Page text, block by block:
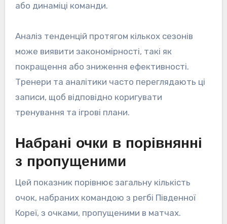
або динаміці команди.
Аналіз тенденцій протягом кількох сезонів
може виявити закономірності, такі як
покращення або зниження ефективності.
Тренери та аналітики часто переглядають ці
записи, щоб відповідно коригувати
тренування та ігрові плани.
Набрані очки в порівнянні
з пропущеними
Цей показник порівнює загальну кількість
очок, набраних командою з регбі Південної
Кореї, з очками, пропущеними в матчах.